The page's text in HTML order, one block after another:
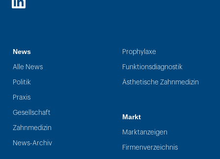
LinkedIn
News
Alle News
Politik
Praxis
Gesellschaft
Zahnmedizin
News-Archiv
Prophylaxe
Funktionsdiagnostik
Ästhetische Zahnmedizin
Markt
Marktanzeigen
Firmenverzeichnis